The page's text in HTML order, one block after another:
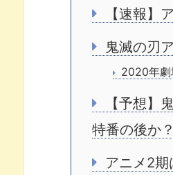
【速報】
鬼滅の刃
2020年劇
【予想】
特番の後か？
アニメ2期